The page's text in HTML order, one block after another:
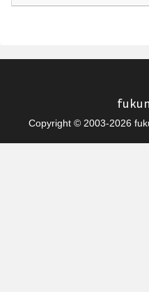
Copyright © 2003-2026